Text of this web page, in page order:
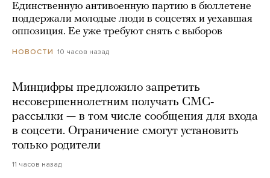
Единственную антивоенную партию в бюллетене
поддержали молодые люди в соцсетях и уехавшая
оппозиция. Ее уже требуют снять с выборов
НОВОСТИ 10 часов назад
Минцифры предложило запретить
несовершеннолетним получать СМС-
рассылки — в том числе сообщения для входа
в соцсети. Ограничение смогут установить
только родители
11 часов назад